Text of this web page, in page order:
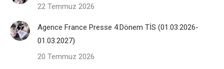
22 Temmuz 2026
Agence France Presse 4.Dönem TİS (01.03.2026-
01.03.2027)
20 Temmuz 2026